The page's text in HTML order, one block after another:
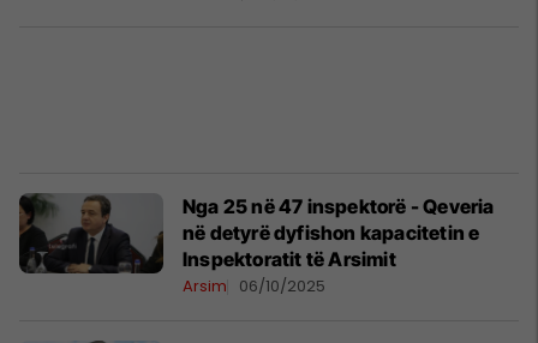
Nga 25 në 47 inspektorë - Qeveria
në detyrë dyfishon kapacitetin e
Inspektoratit të Arsimit
Arsim 06/10/2025